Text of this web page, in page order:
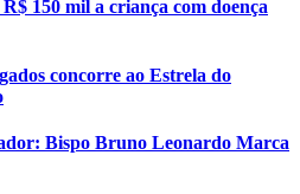
150 mil a criança com doença
concorre ao Estrela do
Bispo Bruno Leonardo Marca